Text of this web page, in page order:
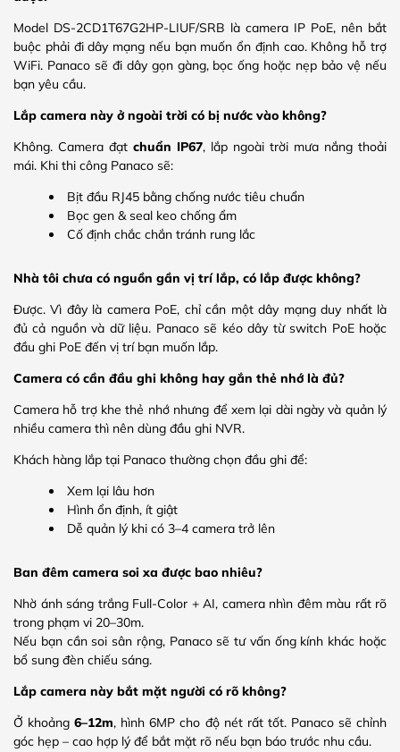
Model DS-2CD1T67G2HP-LIUF/SRB là camera IP PoE, nên bắt
buộc phải đi dây mạng nếu bạn muốn ổn định cao. Không hỗ trợ
WiFi. Panaco sẽ đi dây gọn gàng, bọc ống hoặc nẹp bảo vệ nếu
bạn yêu cầu.
Lắp camera này ở ngoài trời có bị nước vào không?
Không. Camera đạt chuẩn IP67, lắp ngoài trời mưa nắng thoải
mái. Khi thi công Panaco sẽ:
Bịt đầu RJ45 bằng chống nước tiêu chuẩn
Bọc gen & seal keo chống ẩm
Cố định chắc chắn tránh rung lắc
Nhà tôi chưa có nguồn gần vị trí lắp, có lắp được không?
Được. Vì đây là camera PoE, chỉ cần một dây mạng duy nhất là
đủ cả nguồn và dữ liệu. Panaco sẽ kéo dây từ switch PoE hoặc
đầu ghi PoE đến vị trí bạn muốn lắp.
Camera có cần đầu ghi không hay gắn thẻ nhớ là đủ?
Camera hỗ trợ khe thẻ nhớ nhưng để xem lại dài ngày và quản lý
nhiều camera thì nên dùng đầu ghi NVR.
Khách hàng lắp tại Panaco thường chọn đầu ghi để:
Xem lại lâu hơn
Hình ổn định, ít giật
Dễ quản lý khi có 3–4 camera trở lên
Ban đêm camera soi xa được bao nhiêu?
Nhờ ánh sáng trắng Full-Color + AI, camera nhìn đêm màu rất rõ
trong phạm vi 20–30m.
Nếu bạn cần soi sân rộng, Panaco sẽ tư vấn ống kính khác hoặc
bổ sung đèn chiếu sáng.
Lắp camera này bắt mặt người có rõ không?
Ở khoảng6–12m, hình 6MP cho độ nét rất tốt. Panaco sẽ chỉnh
góc hẹp – cao hợp lý để bắt mặt rõ nếu bạn báo trước nhu cầu.